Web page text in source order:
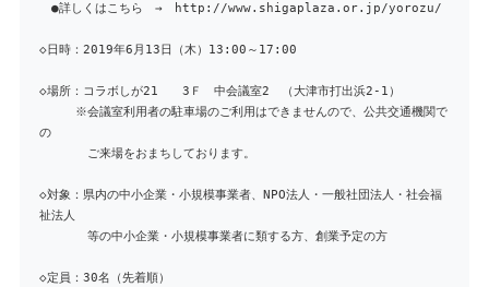
●詳しくはこちら → http://www.shigaplaza.or.jp/yorozu/
◇日時：2019年6月13日（木）13:00～17:00
◇場所：コラボしが21 3Ｆ 中会議室2 （大津市打出浜2-1）
※会議室利用者の駐車場のご利用はできませんので、公共交通機関で
の
ご来場をおまちしております。
◇対象：県内の中小企業・小規模事業者、NPO法人・一般社団法人・社会福
祉法人
等の中小企業・小規模事業者に類する方、創業予定の方
◇定員：30名（先着順）